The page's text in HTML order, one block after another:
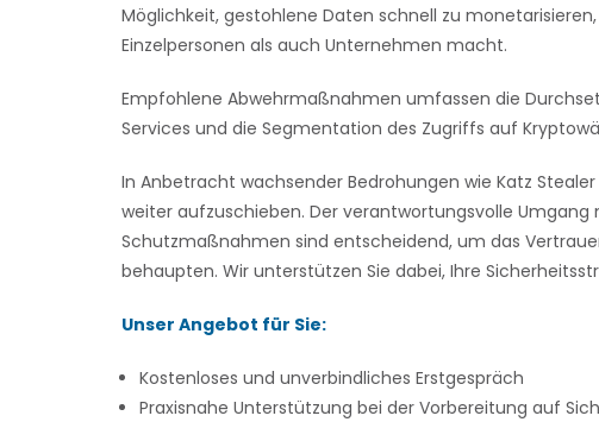
Möglichkeit, gestohlene Daten schnell zu
Einzelpersonen als auch Unternehmen macht.
Empfohlene Abwehrmaßnahmen umfassen die
Services und die Segmentation des Zugriffs auf
In Anbetracht wachsender Bedrohungen wie Katz
weiter aufzuschieben. Der verantwortungsvolle
Schutzmaßnahmen sind entscheidend, um das
behaupten. Wir unterstützen Sie dabei, Ihre
Unser Angebot für Sie:
Kostenloses und unverbindliches Erstgespräch
Praxisnahe Unterstützung bei der Vorbereitung auf